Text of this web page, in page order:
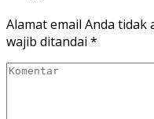
Alamat email Anda tidak
wajib ditandai *